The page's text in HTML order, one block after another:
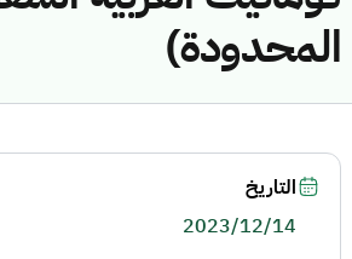
المحدودة)
التاريخ
2023/12/14